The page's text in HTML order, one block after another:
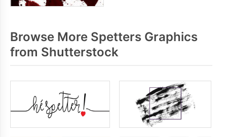
Browse More Spetters Graphics
from Shutterstock